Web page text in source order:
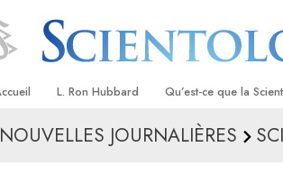
L. Ron Hubbard Qu’est-ce que la
Croyances et pratiques
NOUVELLES JOURNALIÈRES